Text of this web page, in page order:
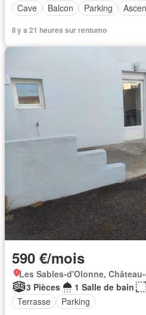
Cave
Balcon Parking
Il y a 21 heures sur rentumo
590 €/mois
Les Sables-d'Olonne,
3 Pièces
1 Salle de bain
Terrasse
Parking